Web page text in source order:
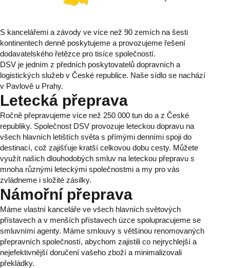
S kancelářemi a závody ve více než 90 zemích na šesti
kontinentech denně poskytujeme a provozujeme řešení
dodavatelského řetězce pro tisíce společností.
DSV je jedním z předních poskytovatelů dopravních a
logistických služeb v České republice. Naše sídlo se nachází
v Pavlově u Prahy.
Letecká přeprava
Ročně přepravujeme více než 250 000 tun do a z České
republiky. Společnost DSV provozuje leteckou dopravu na
všech hlavních letištích světa s přímými denními spoji do
destinací, což zajišťuje kratší celkovou dobu cesty. Můžete
využít našich dlouhodobých smluv na leteckou přepravu s
mnoha různými leteckými společnostmi a my pro vás
zvládneme i složité zásilky.
Námořní přeprava
Máme vlastní kanceláře ve všech hlavních světových
přístavech a v menších přístavech úzce spolupracujeme se
smluvními agenty. Máme smlouvy s většinou renomovaných
přepravních společností, abychom zajistili co nejrychlejší a
nejefektivnější doručení vašeho zboží a minimalizovali
překládky.